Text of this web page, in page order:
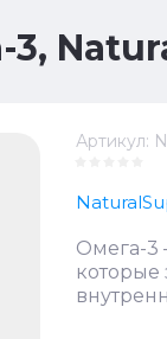
Артикул:
Омега-3